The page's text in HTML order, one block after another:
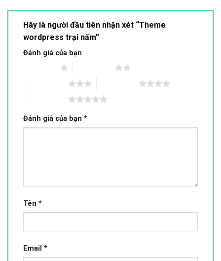
Hãy là người đầu tiên nhận xét “Theme
wordpress trại nấm”
Đánh giá của bạn
Đánh giá của bạn *
Tên *
Email *